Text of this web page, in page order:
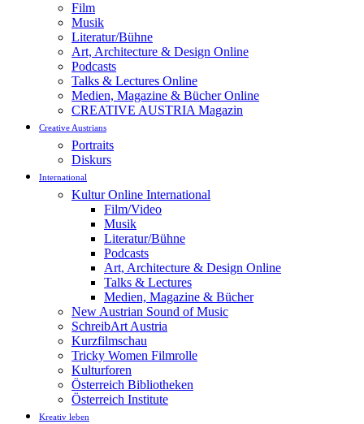
Film
Musik
Literatur/Bühne
Art, Architecture & Design Online
Podcasts
Talks & Lectures Online
Medien, Magazine & Bücher Online
CREATIVE AUSTRIA Magazin
Creative Austrians
Portraits
Diskurs
International
Kultur Online International
Film/Video
Musik
Literatur/Bühne
Podcasts
Art, Architecture & Design Online
Talks & Lectures
Medien, Magazine & Bücher
New Austrian Sound of Music
SchreibArt Austria
Kurzfilmschau
Tricky Women Filmrolle
Kulturforen
Österreich Bibliotheken
Österreich Institute
Kreativ leben